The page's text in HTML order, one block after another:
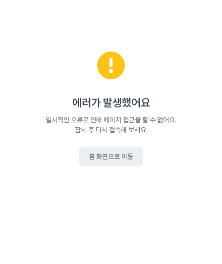
에러가 발생했어요
일시적인 오류로 인해 페이지 접근을 할 수 없어요.
잠시 후 다시 접속해 보세요.
홈 화면으로 이동